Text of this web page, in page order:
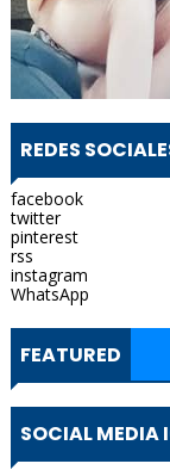
REDES
facebook
twitter
pinterest
rss
instagram
WhatsApp
FEATURED
SOCIAL MEDIA